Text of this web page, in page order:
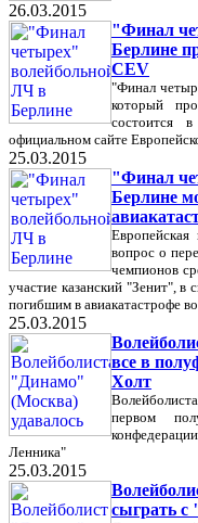
26.03.2015
"Финал
Берлине
CEV
"Финал
который
состоится
официальном сайте
25.03.2015
"Финал
Берлине
вопрос о
чемпионов
участие казанский "Зенит", в
погибшим в авиакатастрофе
25.03.2015
все в
Холт
первом
Ленника"
25.03.2015
сыграть